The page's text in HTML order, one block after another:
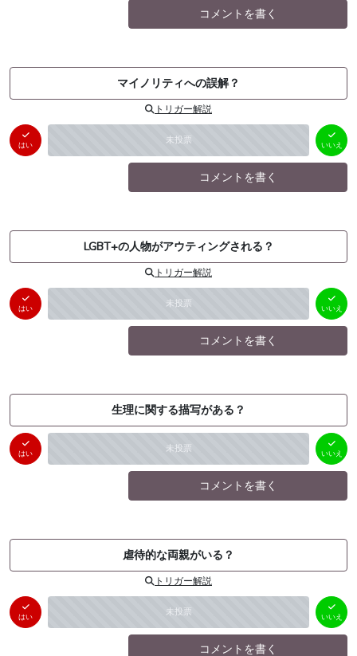
コメントを書く
マイノリティへの誤解？
トリガー解説
はい 未投票
いいえ
（ 0件）
いいえ
コメントを書く
LGBT+の人物がアウティングされる？
トリガー解説
はい 未投票
いいえ
（ 0件）
いいえ
コメントを書く
生理に関する描写がある？
はい 未投票
いいえ
（ 0件）
いいえ
コメントを書く
虐待的な両親がいる？
トリガー解説
はい 未投票
いいえ
（ 0件）
いいえ
コメントを書く